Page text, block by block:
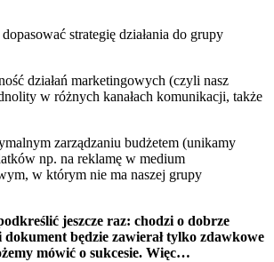
strategię działania do grupy
działań marketingowych (czyli nasz
w różnych kanałach komunikacji, także
zarządzaniu budżetem (unikamy
np. na reklamę w medium
w którym nie ma naszej grupy
jeszcze raz: chodzi o dobrze
będzie zawierał tylko zdawkowe
mówić o sukcesie. Więc…